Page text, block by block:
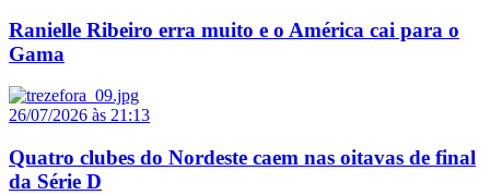
Ranielle Ribeiro erra muito e o América cai para o
Gama
26/07/2026 às 21:13
Quatro clubes do Nordeste caem nas oitavas de final
da Série D